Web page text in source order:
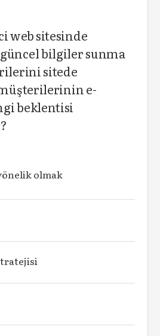
web sitesinde
bilgiler sunma
sitede
e-
beklentisi
olmak